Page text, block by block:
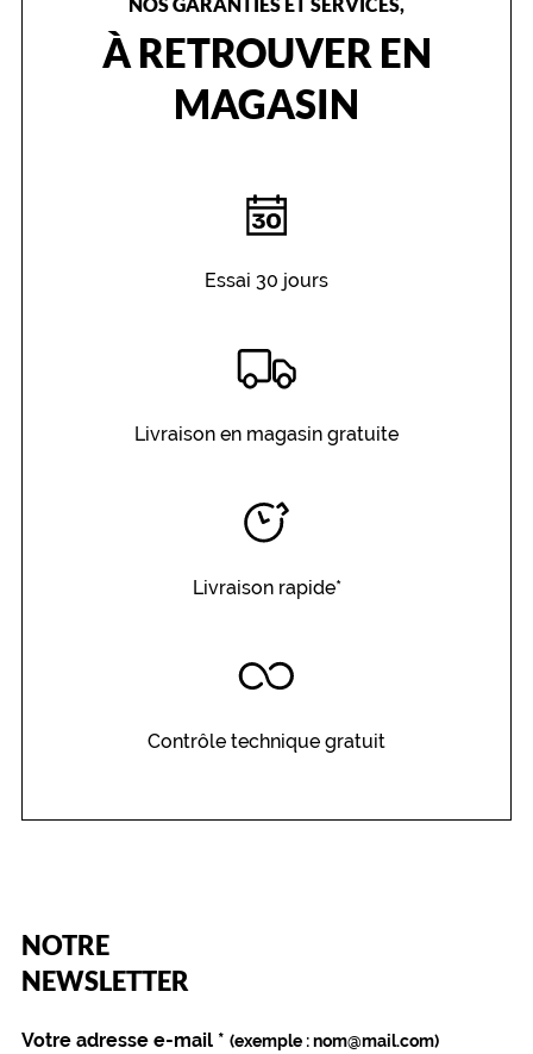
À RETROUVER EN
MAGASIN
Essai 30 jours
Livraison en magasin gratuite
Livraison rapide*
Contrôle technique gratuit
NOTRE
NEWSLETTER
Name
Votre adresse e-mail *
(Ce
champ
est
obligatoire)
(exemple : nom@mail.com)